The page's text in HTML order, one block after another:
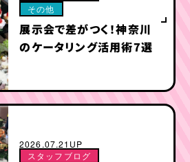
その他
展示会で差がつく！神奈川
のケータリング活用術7選
2026.07.21UP
スタッフブログ